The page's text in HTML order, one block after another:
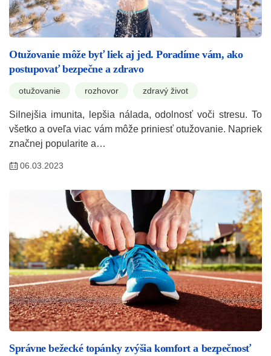
Otužovanie môže byť liek aj jed. Poradíme vám, ako
postupovať bezpečne a zdravo
otužovanie rozhovor zdravý život
Silnejšia imunita, lepšia nálada, odolnosť voči stresu. To
všetko a oveľa viac vám môže priniesť otužovanie. Napriek
značnej popularite a…
06.03.2023
Správne bežecké topánky zvýšia komfort a bezpečnosť